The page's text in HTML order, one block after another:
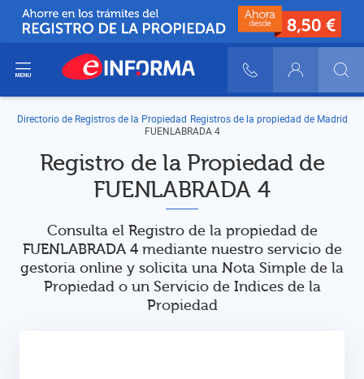
900 10 30 20
Login
del menú
Directorio de Registros de la Propiedad Registros de la propiedad de Madrid
FUENLABRADA 4
Registro de la Propiedad de
FUENLABRADA 4
Consulta el Registro de la propiedad de
FUENLABRADA 4 mediante nuestro servicio de
gestoria online y solicita una Nota Simple de la
Propiedad o un Servicio de Indices de la
Propiedad